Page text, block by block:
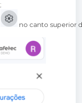
;
no canto superior